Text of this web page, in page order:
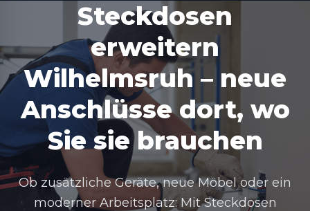
Steckdosen
erweitern
Wilhelmsruh – neue
Anschlüsse dort, wo
Sie sie brauchen
Ob zusätzliche Geräte, neue Möbel oder ein
moderner Arbeitsplatz: Mit Steckdosen